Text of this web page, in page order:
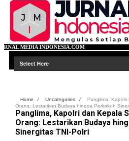
Home / Uncategories /
Panglima,
Orang: Lestarikan Budaya hingga Perkokoh
Panglima, Kapolri dan Kepala
Orang: Lestarikan Budaya
Sinergitas TNI-Polri